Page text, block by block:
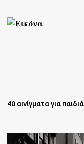
40 αινίγματα για παιδιά